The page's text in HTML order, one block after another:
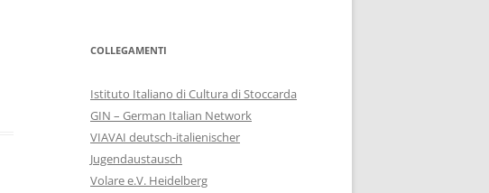
COLLEGAMENTI
Istituto Italiano di Cultura di Stoccarda
GIN – German Italian Network
VIAVAI deutsch-italienischer
Jugendaustausch
Volare e.V. Heidelberg